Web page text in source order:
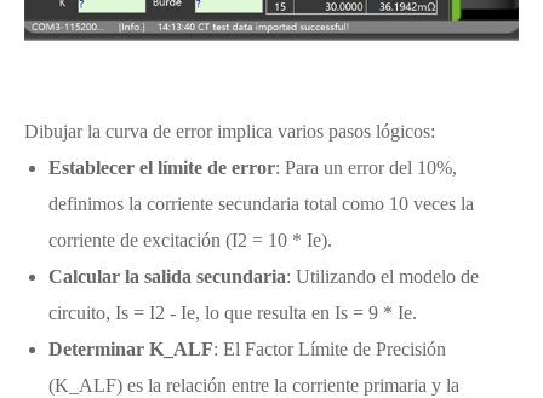
Dibujar la curva de error implica varios pasos lógicos:
Establecer el límite de error: Para un error del 10%,
definimos la corriente secundaria total como 10 veces la
corriente de excitación (I2 = 10 * Ie).
Calcular la salida secundaria: Utilizando el modelo de
circuito, Is = I2 - Ie, lo que resulta en Is = 9 * Ie.
Determinar K_ALF: El Factor Límite de Precisión
(K_ALF) es la relación entre la corriente primaria y la